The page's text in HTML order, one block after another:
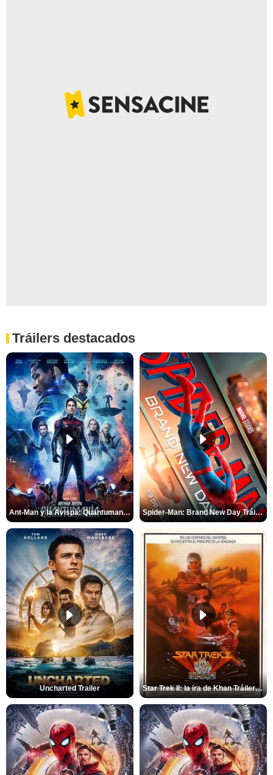
Tráilers destacados
Ant-Man y la Avispa: Quantumanía Tráiler (2) Spider-Man: Brand New Day Tráiler (3)
Uncharted Trailer Star Trek II: la ira de Khan Tráiler VO